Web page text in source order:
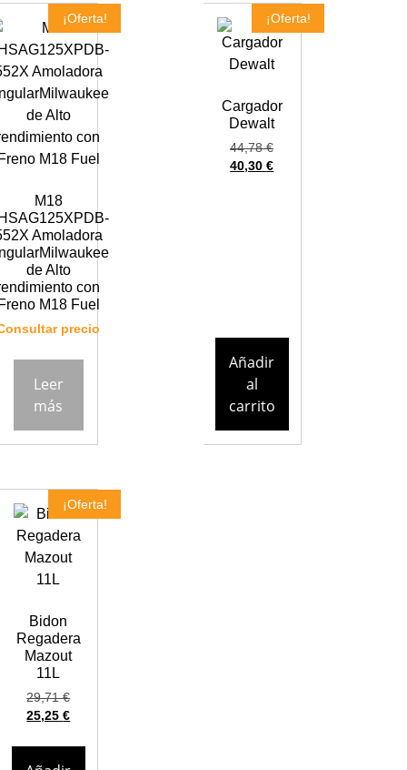
¡Oferta!
M18
Amoladora
de Alto
con
M18 Fuel
precio
Leer
más
¡Oferta!
Cargador
Dewalt
44,78€
40,30€
Añadir
al
carrito
¡Oferta!
Bidon
Regadera
Mazout
11L
29,71€
25,25€